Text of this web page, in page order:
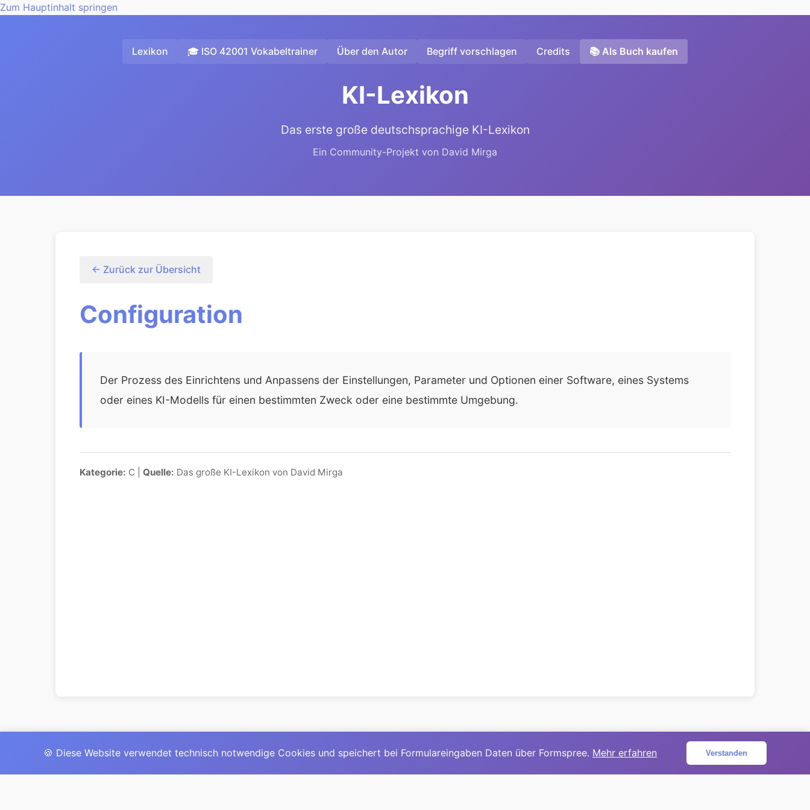
Zum Hauptinhalt springen
Lexikon 🎓 ISO 42001 Vokabeltrainer Über den Autor Begriff vorschlagen Credits 📚 Als Buch kaufen
KI-Lexikon
Das erste große deutschsprachige KI-Lexikon
Ein Community-Projekt von David Mirga
← Zurück zur Übersicht
Configuration
Der Prozess des Einrichtens und Anpassens der Einstellungen, Parameter und Optionen einer Software, eines Systems
oder eines KI-Modells für einen bestimmten Zweck oder eine bestimmte Umgebung.
Kategorie: C | Quelle: Das große KI-Lexikon von David Mirga
© 2025David Mirga|LinkedIn|davidmirga.com
🍪 Diese Website verwendet technisch notwendige Cookies und speichert bei Formulareingaben Daten über Formspree. Mehr erfahren Verstanden